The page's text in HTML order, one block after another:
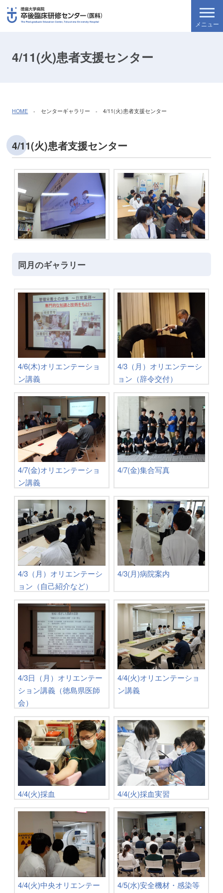
4/11(火)患者支援センター
HOME - センターギャラリー - 4/11(火)患者支援センター
4/11(火)患者支援センター
同月のギャラリー
4/6(木)オリエンテーショ
ン講義
4/3（月）オリエンテーシ
ョン（辞令交付）
4/7(金)オリエンテーショ
ン講義
4/7(金)集合写真
4/3（月）オリエンテーシ
ョン（自己紹介など）
4/3(月)病院案内
4/3日（月）オリエンテー
ション講義（徳島県医師
会）
4/4(火)オリエンテーショ
ン講義
4/4(火)採血 4/4(火)採血実習
4/4(火)中央オリエンテー
4/5(水)安全機材・感染等